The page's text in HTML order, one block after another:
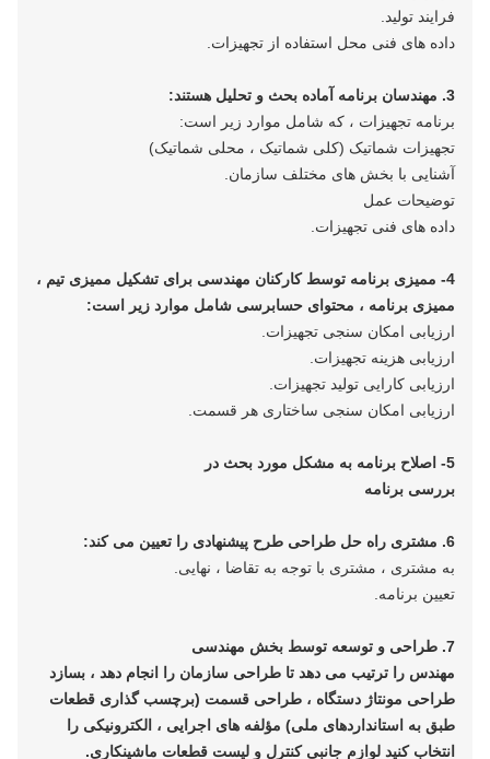
فرایند تولید.
داده های فنی محل استفاده از تجهیزات.
3. مهندسان برنامه آماده بحث و تحلیل هستند:
برنامه تجهیزات ، که شامل موارد زیر است:
تجهیزات شماتیک (کلی شماتیک ، محلی شماتیک)
آشنایی با بخش های مختلف سازمان.
توضیحات عمل
داده های فنی تجهیزات.
4- ممیزی برنامه توسط کارکنان مهندسی برای تشکیل ممیزی
تیم ،
ممیزی برنامه ، محتوای حسابرسی شامل موارد زیر است:
ارزیابی امکان سنجی تجهیزات.
ارزیابی هزینه تجهیزات.
ارزیابی کارایی تولید تجهیزات.
ارزیابی امکان سنجی ساختاری هر قسمت.
5- اصلاح برنامه به مشكل مورد بحث در
بررسی برنامه
6. مشتری راه حل طراحی طرح پیشنهادی را تعیین می کند:
به مشتری ، مشتری با توجه به تقاضا ، نهایی.
تعیین برنامه.
7. طراحی و توسعه توسط بخش مهندسی
مهندس را ترتیب می دهد تا طراحی سازمان را انجام دهد ، بسازد
طراحی مونتاژ دستگاه ، طراحی قسمت (برچسب گذاری قطعات
طبق به استانداردهای ملی) مؤلفه های اجرایی ، الکترونیکی را
انتخاب کنید لوازم جانبی کنترل و لیست قطعات ماشینکاری.